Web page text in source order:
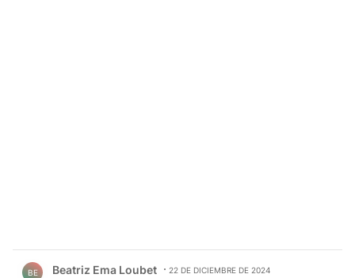
BE Beatriz Ema Loubet 22 DE DICIEMBRE DE 2024